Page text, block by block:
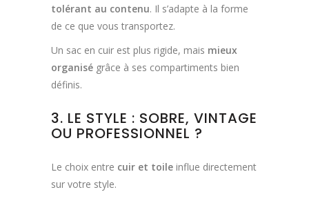
tolérant au contenu. Il s’adapte à la forme
de ce que vous transportez.
Un sac en cuir est plus rigide, mais mieux
organisé grâce à ses compartiments bien
définis.
3. LE STYLE : SOBRE, VINTAGE
OU PROFESSIONNEL ?
Le choix entre cuir et toile influe directement
sur votre style.